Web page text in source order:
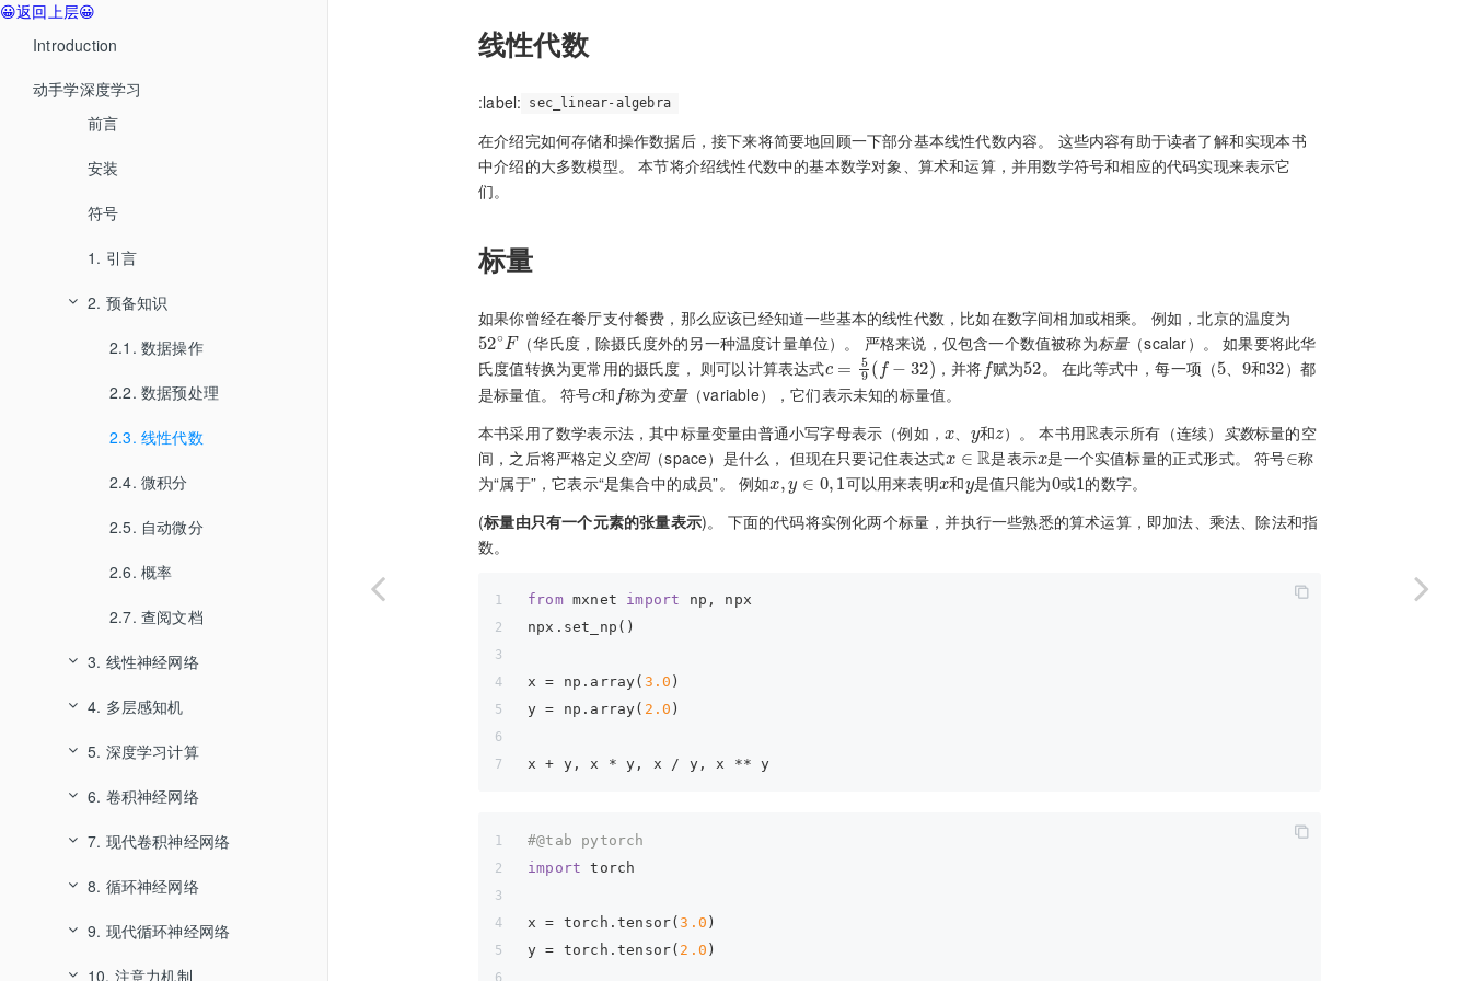
😀返回上层😀
Introduction
动手学深度学习
前言
安装
符号
1. 引言
2. 预备知识
2.1. 数据操作
2.2. 数据预处理
2.3. 线性代数
2.4. 微积分
2.5. 自动微分
2.6. 概率
2.7. 查阅文档
3. 线性神经网络
3.1. 线性回归
3.3. 线性回归的简洁实现
3.4. softmax回归
3.5. 图像分类数据集
4. 多层感知机
4.1. 多层感知机
4.5. 权重衰减
4.6. 暂退法（Dropout）
5. 深度学习计算
5.1. 层和块
5.2. 参数管理
5.3. 延后初始化
5.4. 自定义层
5.5. 读写文件
6. 卷积神经网络
6.1. 从全连接层到卷积
6.2. 图像卷积
6.3. 填充和步幅
6.4. 多输入多输出通道
7. 现代卷积神经网络
7.3. 网络中的网络（NiN）
8. 循环神经网络
8.1. 序列模型
8.2. 文本预处理
9. 现代循环神经网络
10. 注意力机制
线性代数
:label: sec_linear-algebra
在介绍完如何存储和操作数据后，接下来将简要地回顾一下部分基本线性代数内容。 这些内容有助于读者了解和实现本书
中介绍的大多数模型。 本节将介绍线性代数中的基本数学对象、算术和运算，并用数学符号和相应的代码实现来表示它
们。
标量
如果你曾经在餐厅支付餐费，那么应该已经知道一些基本的线性代数，比如在数字间相加或相乘。 例如，北京的温度为
52∘F（华氏度，除摄氏度外的另一种温度计量单位）。 严格来说，仅包含一个数值被称为标量（scalar）。 如果要将此华
氏度值转换为更常用的摄氏度， 则可以计算表达式c=5 9( f−32) ，并将f 赋为52。 在此等式中，每一项（ 5 9和32）都
是标量值。 符号c和f称为变量（variable），它们表示未知的标量值。
本书采用了数学表示法，其中标量变量由普通小写字母表示（例如，
和 ）。 本书用R表示所有（连续） 实数标量的空
间，之后将严格定义 空间（space）是什么， 但现在只要记住表达式x∈R 是表示x是一个实值标量的正式形式。 符号∈称
为“属于”，它表示“是集合中的成员”。 例如 x y∈0,1 可以用来表明x和y是值只能为0或 1的数字。
(标量由只有一个元素的张量表示)。 下面的代码将实例化两个标量，并执行一些熟悉的算术运算，即加法、乘法、除法和指
数。
from mxnet import np, npx
npx.set_np()
x = np.array( 3.0 )
y = np.array( 2.0 )
x + y, x * y, x / y, x ** y
#@tab pytorch
import torch
x = torch.tensor(3.0 )
y = torch.tensor( 2.0 )